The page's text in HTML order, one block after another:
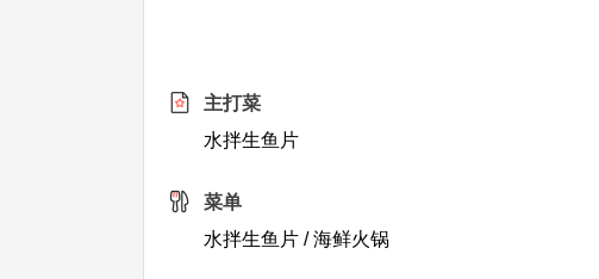
主打菜
水拌生鱼片
菜单
水拌生鱼片 / 海鲜火锅